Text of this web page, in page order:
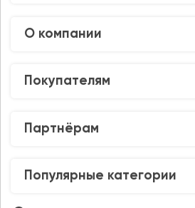
О компании
Покупателям
Партнёрам
Популярные категории